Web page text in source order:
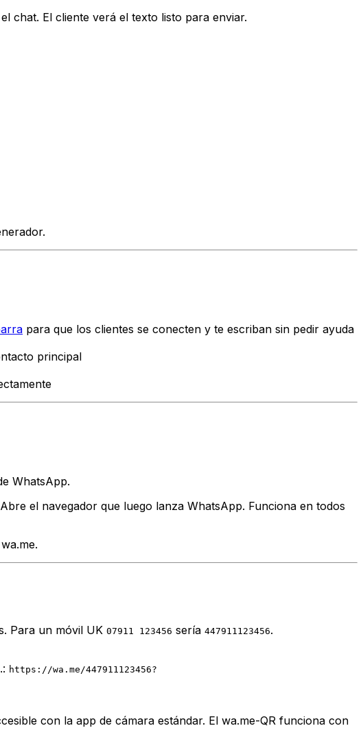
chat. El cliente verá el texto listo para enviar.
para que los clientes se conecten y te escriban sin pedir ayuda
principal
WhatsApp.
el navegador que luego lanza WhatsApp. Funciona en todos
Para un móvil UK 07911 123456 sería 447911123456.
https://wa.me/447911123456?
con la app de cámara estándar. El wa.me-QR funciona con